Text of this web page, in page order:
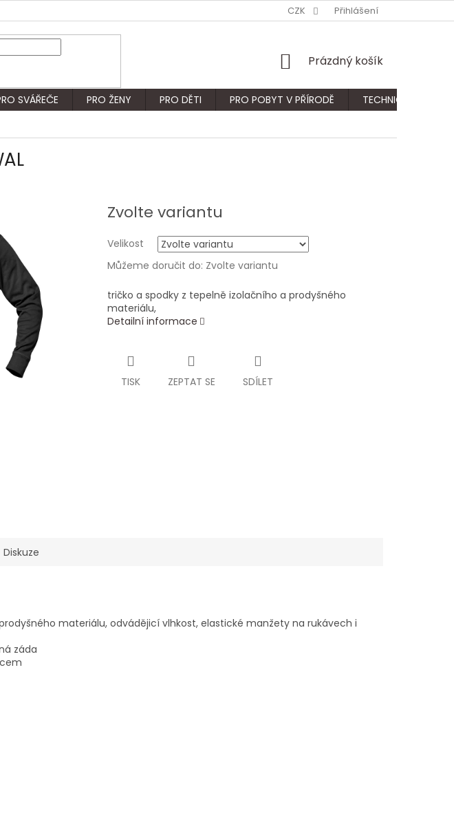
CZK Přihlášení
NÁKUPNÍ
Prázdný košík
SVÁŘEČE PRO ŽENY PRO DĚTI PRO POBYT V PŘÍRODĚ
TECHNICKÝ
Zvolte variantu
Velikost
Můžeme doručit do: Zvolte variantu
tričko a spodky z tepelně izolačního a prodyšného
materiálu,
Detailní informace
TISK ZEPTAT SE SDÍLET
Diskuze
materiálu, odvádějicí vlhkost, elastické manžety na rukávech i
záda